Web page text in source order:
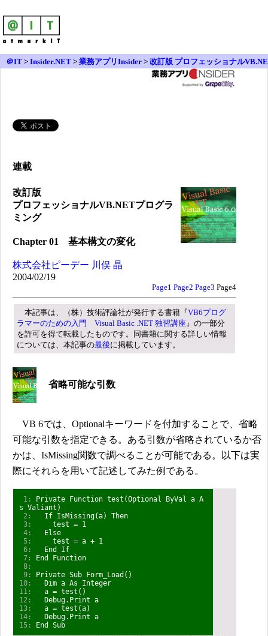
＠IT > Insider.NET > 業務アプリInsider > 改訂版 プロフェッショナルVB.NE
連載
改訂版
プロフェッショナルVB.NETプログラ
ミング
Chapter 01 基本構文の変化
株式会社ピーデー 川俣 晶
2004/02/19
Page1 Page2 Page3 Page4
本記事は、（株）技術評論社が発行する書籍『VB6プログ
ラマーのための入門 Visual Basic .NET 独習講座』の一部分
を許可を得て転載したものです。同書籍に関する詳しい情報
については、本記事の最後に掲載しています。
省略可能な引数
VB 6では、Optionalキーワードを付加することで、省略
可能な引数を指定できる。ある引数が省略されているか否
かは、IsMissing関数で調べることが可能である。以下は実
際にそれらを用いて記述してみた例である。
1: Private Function test(Optional ByVal a A
s Valiant)
2:
If IsMissing(a) Then
3:
test = 1
4:
Else
5:
test = a + 1
6:
End If
7: End Function
8:
9: Private Sub Form_Load()
10:
Dim a As Integer
11:
a = test()
12:
Debug.Print a
13:
a = test(a)
14:
Debug.Print a
15: End Sub